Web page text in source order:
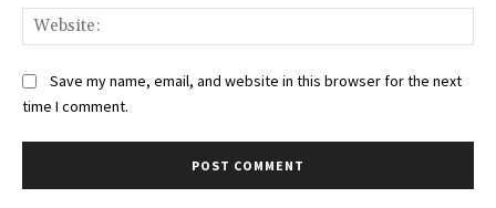
Save my name, email, and website in this browser for the next
time I comment.